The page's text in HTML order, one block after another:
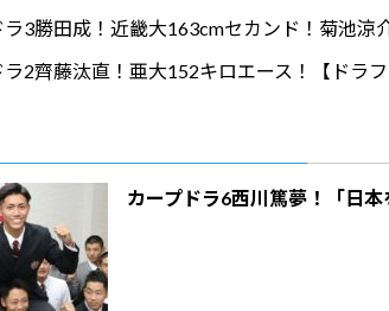
ラ3勝田成！近畿大163cmセカンド！菊池涼
ラ2齊藤汰直！亜大152キロエース！【ドラフ
カープドラ6西川篤夢！「日